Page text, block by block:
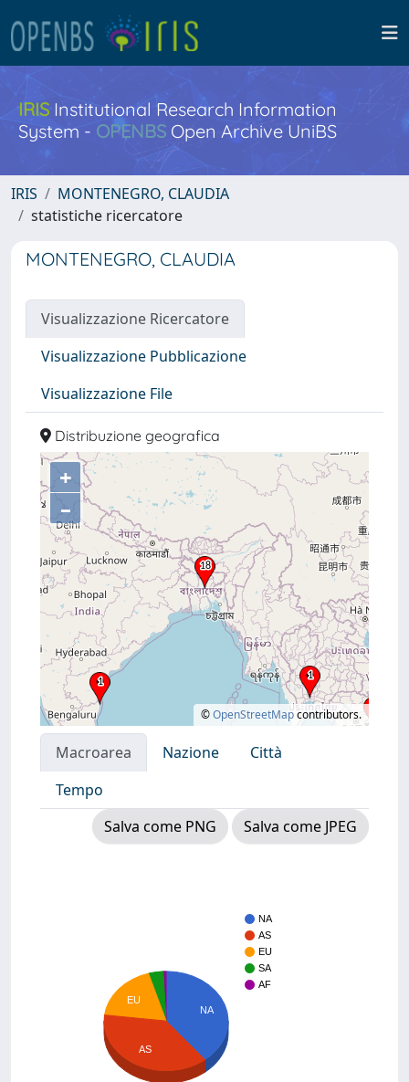
IRISInstitutional Research Information
System - OPENBS Open Archive UniBS
IRIS
MONTENEGRO, CLAUDIA
statistiche ricercatore
MONTENEGRO, CLAUDIA
Visualizzazione Ricercatore
Visualizzazione Pubblicazione
Visualizzazione File
Distribuzione geografica
+
–
©OpenStreetMapcontributors.
Macroarea Nazione
Città
Tempo
Salva come PNG
Salva come JPEG
NA
AS
EU
SA
AF
NA
EU
AS